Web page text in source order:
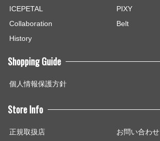
ICEPETAL
PIXY
Collaboration
Belt
History
Shopping Guide
個人情報保護方針
Store Info
正規取扱店 お問い合わせ